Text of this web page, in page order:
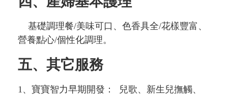
基礎調理餐/美味可口、色香具全/花樣豐富、
營養點心/個性化調理。
五、其它服務
1、寶寶智力早期開發：
兒歌、新生兒撫觸、